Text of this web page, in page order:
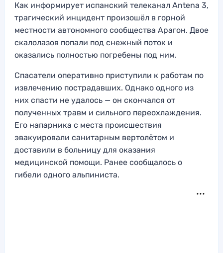
Как информирует испанский телеканал Antena 3,
трагический инцидент произошёл в горной
местности автономного сообщества Арагон. Двое
скалолазов попали под снежный поток и
оказались полностью погребены под ним.
Спасатели оперативно приступили к работам по
извлечению пострадавших. Однако одного из
них спасти не удалось — он скончался от
полученных травм и сильного переохлаждения.
Его напарника с места происшествия
эвакуировали санитарным вертолётом и
доставили в больницу для оказания
медицинской помощи. Ранее сообщалось о
гибели одного альпиниста.